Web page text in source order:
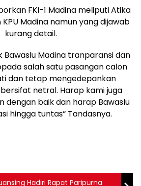
FKI-1 Madina meliputi Atika
Madina namun yang dijawab
kurang detail.
Bawaslu Madina tranparansi dan
salah satu pasangan calon
dan tetap mengedepankan
netral. Harap kami juga
dengan baik dan harap Bawaslu
hingga tuntas” Tandasnya.
Hadiri Rapat Paripurna